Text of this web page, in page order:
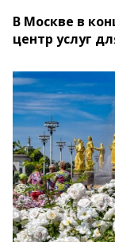
В Москве в
центр услуг